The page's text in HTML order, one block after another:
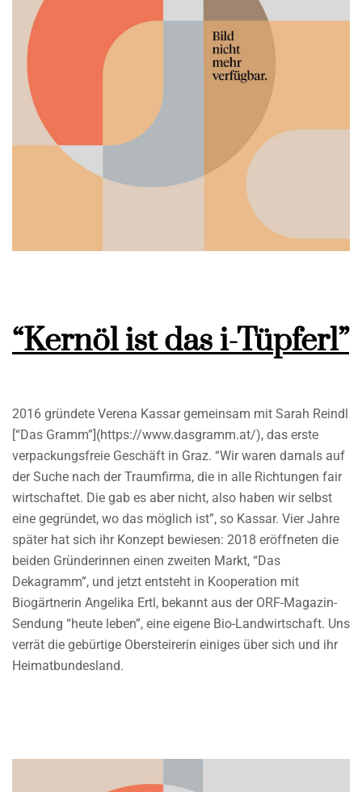
“Kernöl ist das i-Tüpferl”
2016 gründete Verena Kassar gemeinsam mit Sarah Reindl
[“Das Gramm”](https://www.dasgramm.at/), das erste
verpackungsfreie Geschäft in Graz. “Wir waren damals auf
der Suche nach der Traumfirma, die in alle Richtungen fair
wirtschaftet. Die gab es aber nicht, also haben wir selbst
eine gegründet, wo das möglich ist”, so Kassar. Vier Jahre
später hat sich ihr Konzept bewiesen: 2018 eröffneten die
beiden Gründerinnen einen zweiten Markt, “Das
Dekagramm”, und jetzt entsteht in Kooperation mit
Biogärtnerin Angelika Ertl, bekannt aus der ORF-Magazin-
Sendung “heute leben”, eine eigene Bio-Landwirtschaft. Uns
verrät die gebürtige Obersteirerin einiges über sich und ihr
Heimatbundesland.